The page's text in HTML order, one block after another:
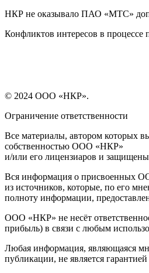
НКР не оказывало ПАО «МТС»
Конфликтов интересов в
© 2024 ООО «НКР».
Ограничение ответственности
Все материалы, автором которых
собственностью ООО «НКР»
и/или его лицензиаров и
Вся информация о присвоенных
из источников, которые, по его
полноту информации,
ООО «НКР» не несёт
прибыль) в связи с любым
Любая информация, являющаяся
публикации, не является